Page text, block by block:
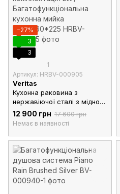
−27%
3
3
1
Артикул: HRBV-000905
Veritas
Кухонна раковина з
нержавіючої сталі з мідною
фурніторою, комплектація
Elit / Багатофункціональна
750*460*225
12 900 грн 17 600 грн
Немає в наявності